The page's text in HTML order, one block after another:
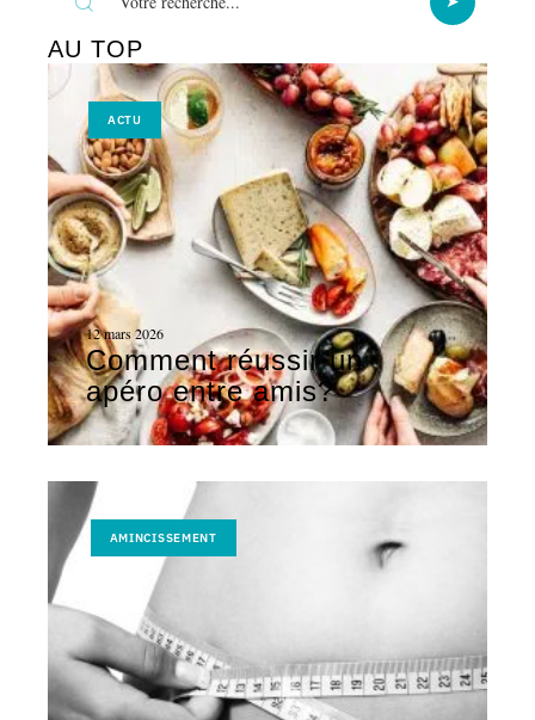
AU TOP
ACTU
12 mars 2026
Comment réussir un
apéro entre amis?
AMINCISSEMENT